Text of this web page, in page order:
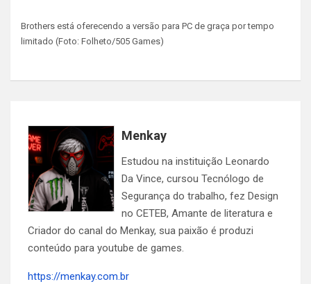
Brothers está oferecendo a versão para PC de graça por tempo
limitado (Foto: Folheto/505 Games)
Menkay
Estudou na instituição Leonardo
Da Vince, cursou Tecnólogo de
Segurança do trabalho, fez Design
no CETEB, Amante de literatura e
Criador do canal do Menkay, sua paixão é produzi
conteúdo para youtube de games.
https://menkay.com.br